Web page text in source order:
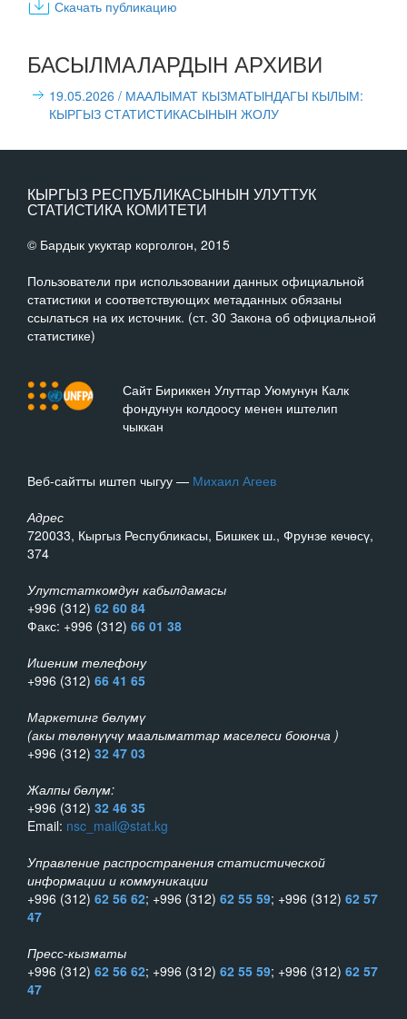
Скачать публикацию
БАСЫЛМАЛАРДЫН АРХИВИ
19.05.2026 / МААЛЫМАТ КЫЗМАТЫНДАГЫ КЫЛЫМ:
КЫРГЫЗ СТАТИСТИКАСЫНЫН ЖОЛУ
КЫРГЫЗ РЕСПУБЛИКАСЫНЫН УЛУТТУК
СТАТИСТИКА КОМИТЕТИ
© Бардык укуктар корголгон, 2015
Пользователи при использовании данных официальной
статистики и соответствующих метаданных обязаны
ссылаться на их источник. (ст. 30 Закона об официальной
статистике)
Сайт Бириккен Улуттар Уюмунун Калк
фондунун колдоосу менен иштелип
чыккан
Веб-сайтты иштеп чыгуу — Михаил Агеев
Адрес
720033, Кыргыз Республикасы, Бишкек ш., Фрунзе көчөсү,
374
Улутстаткомдун кабылдамасы
+996 (312) 62 60 84
Факс: +996 (312) 66 01 38
Ишеним телефону
+996 (312) 66 41 65
Маркетинг бөлүмү
(акы төлөнүүчү маалыматтар маселеси боюнча )
+996 (312) 32 47 03
Жалпы бөлүм:
+996 (312) 32 46 35
Email: nsc_mail@stat.kg
Управление распространения статистической
информации и коммуникации
+996 (312) 62 56 62; +996 (312) 62 55 59; +996 (312) 62 57
47
Пресс-кызматы
+996 (312) 62 56 62; +996 (312) 62 55 59; +996 (312) 62 57
47